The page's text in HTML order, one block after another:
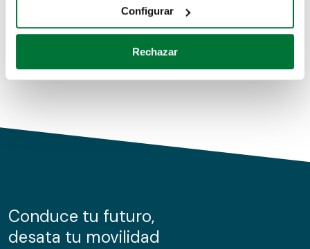
Identificar su dispositivo analizándolo activamente
para buscar características específicas (huellas
Obtenga más información sobre cómo se procesan sus
de cookies.
información sobre el uso que haga del sitio web con
nuestros partners de redes sociales, publicidad y análisis
Configurar
Rechazar
Conduce tu futuro,
desata tu movilidad